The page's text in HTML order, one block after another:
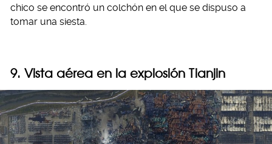
chico se encontró un colchón en el que se dispuso a
tomar una siesta.
9. Vista aérea en la explosión Tianjin